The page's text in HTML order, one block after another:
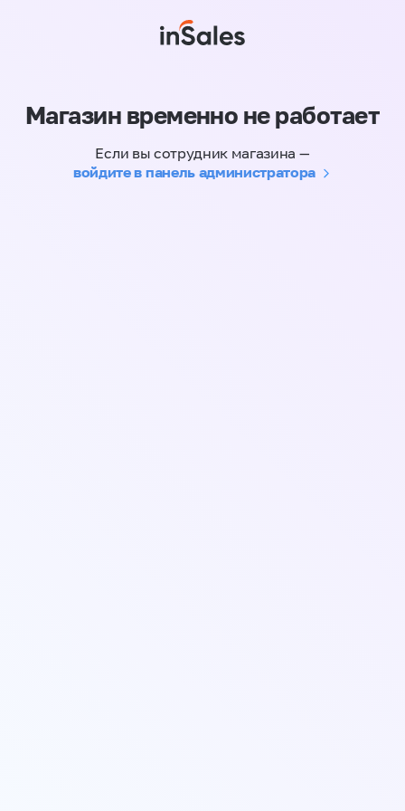
Магазин временно не работает
Если вы сотрудник магазина —
войдите в панель администратора